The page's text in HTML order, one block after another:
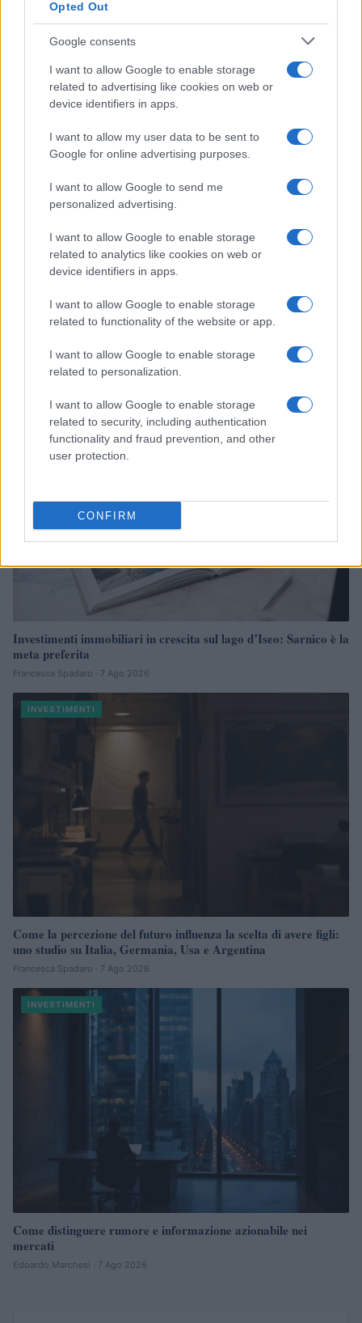
Opted Out
Google consents
I want to allow Google to enable storage
related to advertising like cookies on web or
device identifiers in apps.
I want to allow my user data to be sent to
Google for online advertising purposes.
I want to allow Google to send me
personalized advertising.
I want to allow Google to enable storage
related to analytics like cookies on web or
device identifiers in apps.
I want to allow Google to enable storage
related to functionality of the website or app.
I want to allow Google to enable storage
related to personalization.
I want to allow Google to enable storage
related to security, including authentication
functionality and fraud prevention, and other
user protection.
CONFIRM
Continua a leggere
Investimenti immobiliari in crescita sul lago d’Iseo: Sarnico è la
meta preferita
Francesca Spadaro · 7 Ago 2026
INVESTIMENTI
Come la percezione del futuro influenza la scelta di avere figli:
uno studio su Italia, Germania, Usa e Argentina
Francesca Spadaro · 7 Ago 2026
INVESTIMENTI
Come distinguere rumore e informazione azionabile nei
mercati
Edoardo Marchesi · 7 Ago 2026